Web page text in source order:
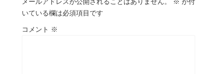
いている欄は必須項目です
コメント ※